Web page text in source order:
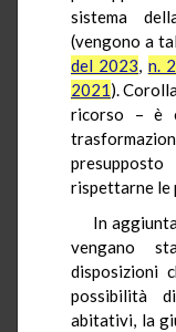
sistema
(vengono a
del 2023, n.
2021).
ricorso – è
rispettarne le
In
vengano
disposizioni
possibilità
abitativi, la